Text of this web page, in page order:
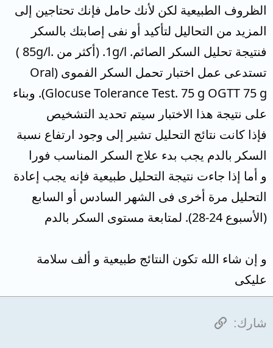
الظروف الطبيعية لكن لأنك حامل فإنك تحتاجين إلى
المزيد من التحاليل لتأكيد أو نفى إصابتك بالسكر
فنتيجة تحليل السكر الصائم. 1g/l. (أكثر من .85g/l )
تستدعى عمل اختبار تحمل السكر الفموى (Oral
Glocuse Tolerance Test. 75 g OGTT 75 g). وبناء
على نتيجة هذا الاختبار سيتم تحديد التشخيص
فإذا كانت نتائج التحليل تشير إلى وجود ارتفاع نسبة
السكر بالدم يجب بدء علاج السكر المناسب فورا
و أما إذا جاءت نتيجة التحليل طبيعية فإنه يجب إعادة
التحليل مرة أخرى فى الشهر السادس أو السابع
(الأسبوع 24-28). لمتابعة مستوى السكر بالدم
و إن شاء الله تكون النتائج طبيعية و ألف سلامة
عليكى
شارك: الرابط